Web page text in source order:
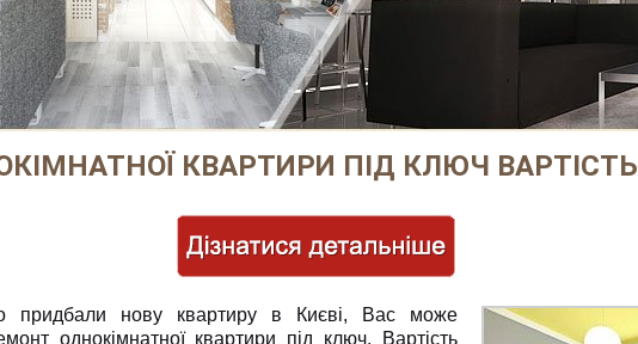
КВАРТИРИ ПІД КЛЮЧ ВАРТІСТЬ
нову квартиру в Києві, Вас може
однокімнатної квартири під ключ. Вартість